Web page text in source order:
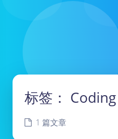
标签： Coding
1 篇文章